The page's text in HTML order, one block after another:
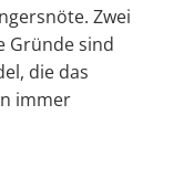
Zwei
Gründe sind
die das
immer